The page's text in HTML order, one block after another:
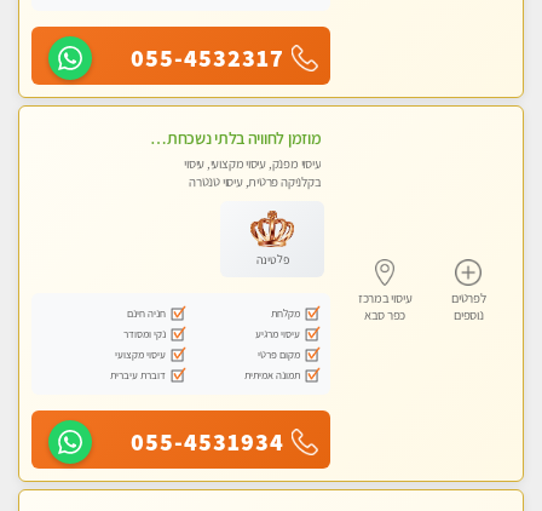
055-4532317
לפרטים
נוספים
עיסוי במרכז
כפר סבא
מוזמן לחוויה בלתי נשכחת!!!עיסוי מפנק ביותר מומלץ לחלוטין!!!
עיסוי מפנק, עיסוי מקצועי, עיסוי
בקלניקה פרטית, עיסוי טנטרה
פלטינה
מקלחת
חניה חינם
עיסוי מרגיע
נקי ומסודר
מקום פרטי
עיסוי מקצועי
תמונה אמיתית
דוברת עיברית
055-4531934